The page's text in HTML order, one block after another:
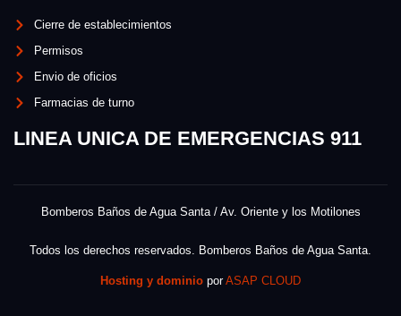
Cierre de establecimientos
Permisos
Envio de oficios
Farmacias de turno
LINEA UNICA DE EMERGENCIAS 911
Bomberos Baños de Agua Santa / Av. Oriente y los Motilones
Todos los derechos reservados. Bomberos Baños de Agua Santa.
Hosting y dominio porASAP CLOUD